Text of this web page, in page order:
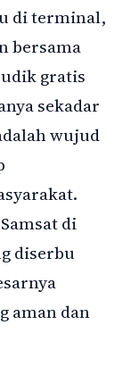
di terminal,
bersama
gratis
sekadar
wujud
di
diserbu
aman dan